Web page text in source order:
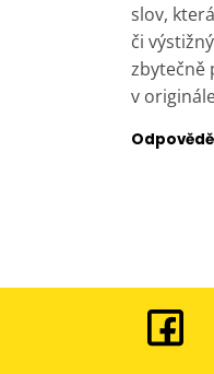
slov,
či
zbytečně
v